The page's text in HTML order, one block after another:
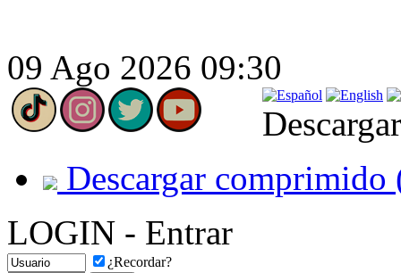
09 Ago 2026 09:30
Descargar comprimido
LOGIN - Entrar
¿Recordar?